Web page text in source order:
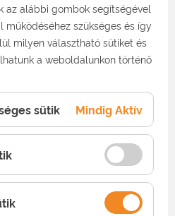
az alábbi gombok segítségével
szükséges és így
milyen választható sütiket és
a weboldalunkon történő
sütik Mindig Aktív
ügyek intézése
hívásrészletező igénylése
plusz vételi hely kiépítése,
igénylése, televízió
között!